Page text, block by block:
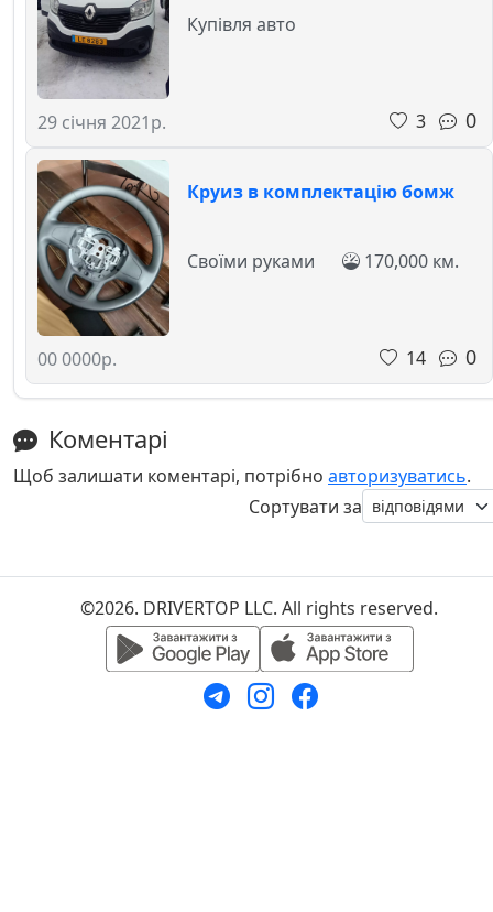
29 січня 2021р.
Купівля авто
3 0
Круиз в комплектацію бомж
00 0000р.
Своїми руками 170,000 км.
14 0
Коментарі
Щоб залишати коментарі, потрібно авторизуватись.
Сортувати за
©2026. DRIVERTOP LLC. All rights reserved.